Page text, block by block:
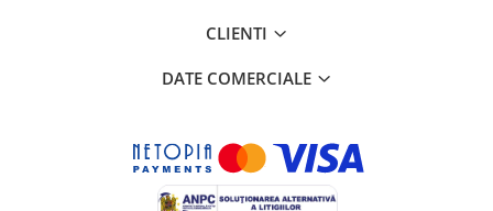
CLIENTI
DATE COMERCIALE